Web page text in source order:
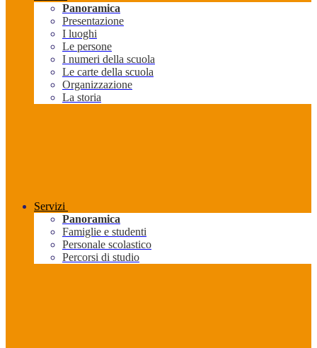
Panoramica
Presentazione
I luoghi
Le persone
I numeri della scuola
Le carte della scuola
Organizzazione
La storia
Servizi
Panoramica
Famiglie e studenti
Personale scolastico
Percorsi di studio